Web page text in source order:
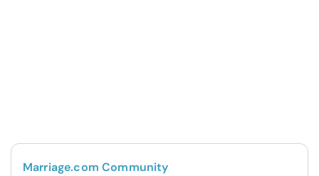
Marriage.com Community